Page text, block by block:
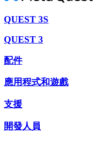
QUEST 3S
QUEST 3
配件
應用程式和遊戲
支援
開發人員